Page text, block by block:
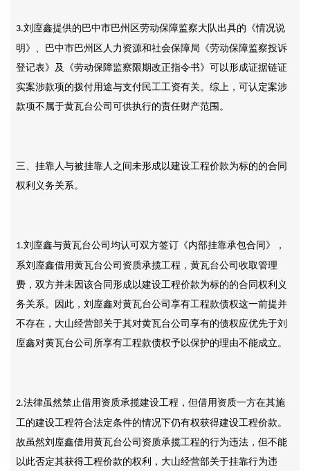
3.刘庢鑫提供的巴中市巴州区劳动保障监察大队出具的《情况说
明》、巴中市巴州区人力资源和社会保障局《劳动保障监察投诉
登记表》及《劳动保障监察限期改正指令书》可以形成证据链证
实案涉款项的拨付用途与支付民工工资有关。综上，可认定案涉
款项不属于黄瓦台公司可供执行的责任财产范围。
三、挂靠人与被挂靠人之间未形成以建设工程价款为标的的合同
权利义务关系。
1.刘庢鑫与黄瓦台公司均认可双方签订《内部挂靠承包合同》，
系刘庢鑫借用黄瓦台公司资质承揽工程，黄瓦台公司收取管理
费，双方并未因该合同形成以建设工程价款为标的的合同权利义
务关系。因此，刘庢鑫对黄瓦台公司享有工程款债权这一前提并
不存在，大山经营部关于其对黄瓦台公司享有的债权应优先于刘
庢鑫对黄瓦台公司所享有工程款债权予以保护的理由不能成立。
2.法律虽然禁止借用资质承揽建设工程，但借用资质一方在其施
工的建设工程符合法定条件的情况下仍有权获得建设工程价款。
故虽然刘庢鑫借用黄瓦台公司资质承揽工程的行为违法，但不能
以此否定其获得工程价款的权利，大山经营部关于挂靠行为违